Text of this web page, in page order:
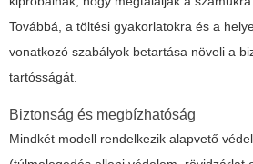
Továbbá, a töltési gyakorlatokra és a
vonatkozó szabályok betartása növeli a
tartósságát.
Biztonság és megbízhatóság
Mindkét modell rendelkezik alapvető